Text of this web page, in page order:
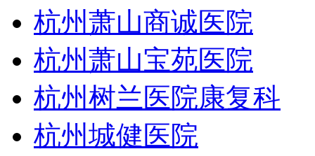
杭州萧山商诚医院
杭州萧山宝苑医院
杭州树兰医院康复科
杭州城健医院